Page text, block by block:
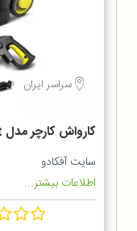
سراسر ایران
کارواش کارچر مدل K5 Compact
سایت آفکادو
اطلاعات بیشتر...